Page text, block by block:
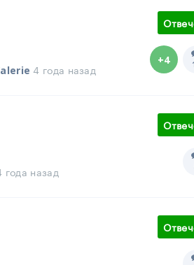
4 года назад
+4
года назад